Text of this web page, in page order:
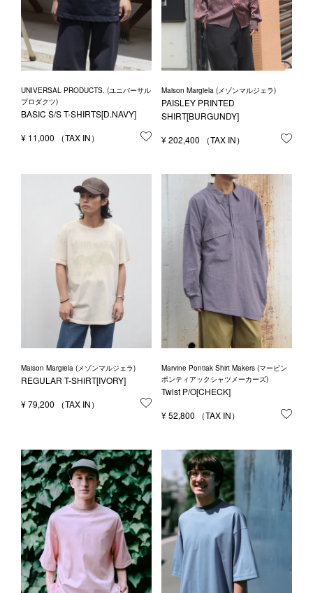
UNIVERSAL PRODUCTS. (ユニバーサル
プロダクツ)
BASIC S/S T-SHIRTS[D.NAVY]
¥ 11,000 お気に入りに登録する
Maison Margiela (メゾンマルジェラ)
PAISLEY PRINTED
SHIRT[BURGUNDY]
¥202,400
Maison Margiela (メゾンマルジェラ)
REGULAR T-SHIRT[IVORY]
¥79,200
Marvine Pontiak Shirt Makers (マービン
ポンティアックシャツメーカーズ)
Twist P/O[CHECK]
¥52,800